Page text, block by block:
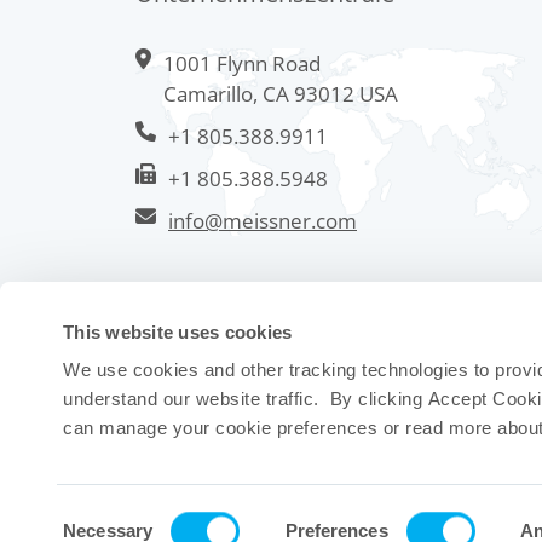
This website uses cookies
We use cookies and other tracking technologies to
understand our website traffic. By clicking Accept
can manage your cookie preferences or read more
Necessary Preferences
1001 Flynn Road
Camarillo, CA 93012 USA
+1 805.388.9911
+1 805.388.5948
info@meissner.com